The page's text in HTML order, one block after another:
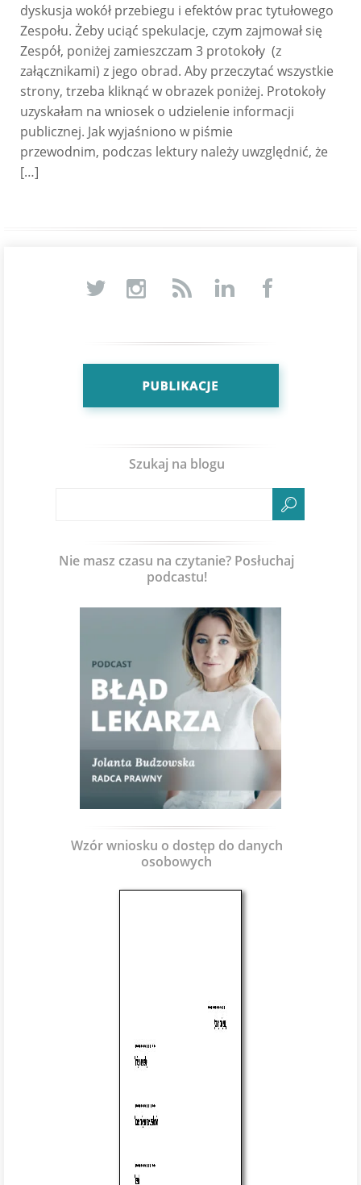
dyskusja wokół przebiegu i efektów prac tytułowego
Zespołu. Żeby uciąć spekulacje, czym zajmował się
Zespół, poniżej zamieszczam 3 protokoły (z
załącznikami) z jego obrad. Aby przeczytać wszystkie
strony, trzeba kliknąć w obrazek poniżej. Protokoły
uzyskałam na wniosek o udzielenie informacji
publicznej. Jak wyjaśniono w piśmie
przewodnim, podczas lektury należy uwzględnić, że
[…]
Szukaj na blogu
Nie masz czasu na czytanie? Posłuchaj
podcastu!
Wzór wniosku o dostęp do danych
osobowych